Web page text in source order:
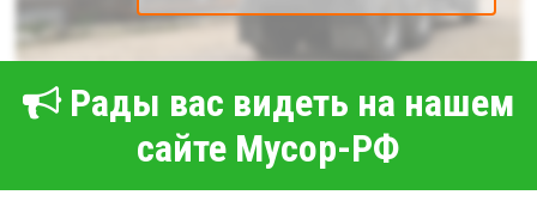
Рады вас видеть на нашем
сайте Мусор-РФ